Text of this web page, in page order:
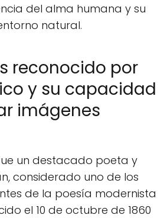
del alma humana y su
natural.
reconocido por
y su capacidad
imágenes
un destacado poeta y
considerado uno de los
de la poesía modernista
el 10 de octubre de 1860